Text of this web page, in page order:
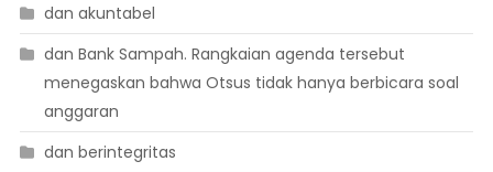
dan akuntabel
dan Bank Sampah. Rangkaian agenda tersebut
menegaskan bahwa Otsus tidak hanya berbicara soal
anggaran
dan berintegritas